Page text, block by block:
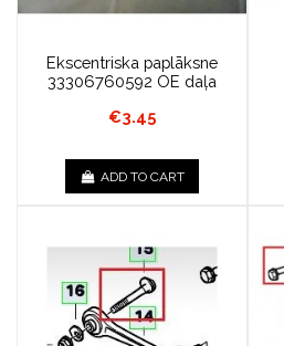
Ekscentriska paplāksne
33306760592 OE daļa
€3.45
ADD TO CART